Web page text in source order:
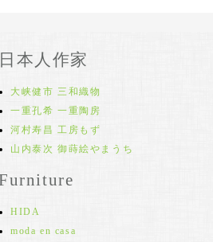
日本人作家
大峡健市 三和織物
一重孔希 一重陶房
河村寿昌 工房もず
山内泰次 御蒔絵やまうち
HIDA
moda en casa